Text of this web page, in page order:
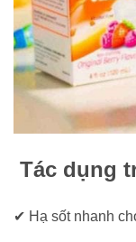
Tác dụng
✔ Hạ sốt nhanh